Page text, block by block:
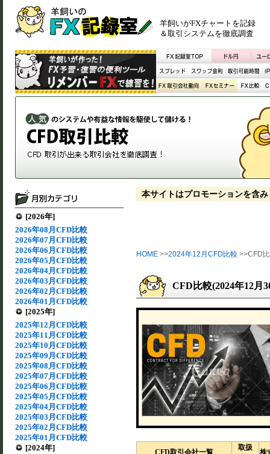
羊飼いがFXチャートを記録
＆取引システムを徹底調査
[2026年]
2026年08月CFD比較
2026年07月CFD比較
2026年06月CFD比較
2026年05月CFD比較
2026年04月CFD比較
2026年03月CFD比較
2026年02月CFD比較
2026年01月CFD比較
[2025年]
2025年12月CFD比較
2025年11月CFD比較
2025年10月CFD比較
2025年09月CFD比較
2025年08月CFD比較
2025年07月CFD比較
2025年06月CFD比較
2025年05月CFD比較
2025年04月CFD比較
2025年03月CFD比較
2025年02月CFD比較
2025年01月CFD比較
[2024年]
本サイトはプロモーションを含み
HOME >>2024年12月CFD比較 >>CFD
CFD比較(2024年12月
CFD取引会社一覧
取扱
株